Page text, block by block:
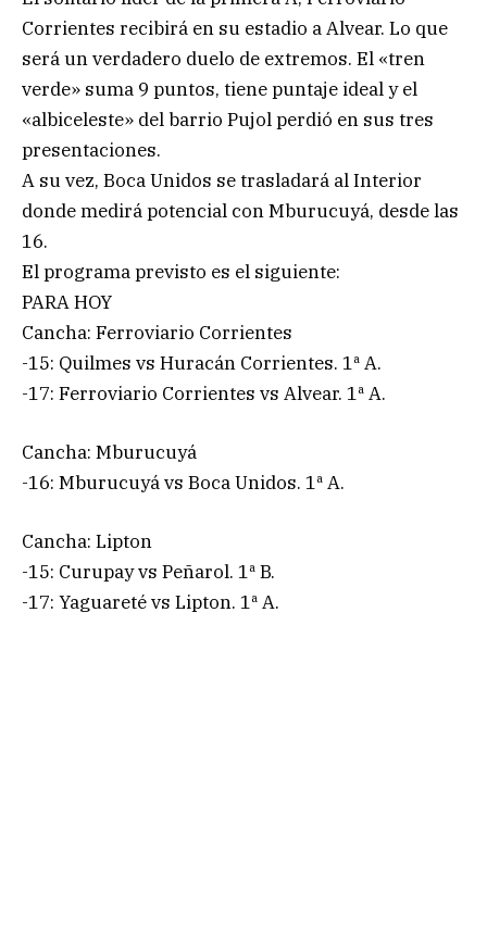
Corrientes recibirá en su estadio a Alvear. Lo que
será un verdadero duelo de extremos. El «tren
verde» suma 9 puntos, tiene puntaje ideal y el
«albiceleste» del barrio Pujol perdió en sus tres
presentaciones.
A su vez, Boca Unidos se trasladará al Interior
donde medirá potencial con Mburucuyá, desde las
16.
El programa previsto es el siguiente:
PARA HOY
Cancha: Ferroviario Corrientes
-15: Quilmes vs Huracán Corrientes. 1ª A.
-17: Ferroviario Corrientes vs Alvear. 1ª A.
Cancha: Mburucuyá
-16: Mburucuyá vs Boca Unidos. 1ª A.
Cancha: Lipton
-15: Curupay vs Peñarol. 1ª B.
-17: Yaguareté vs Lipton. 1ª A.